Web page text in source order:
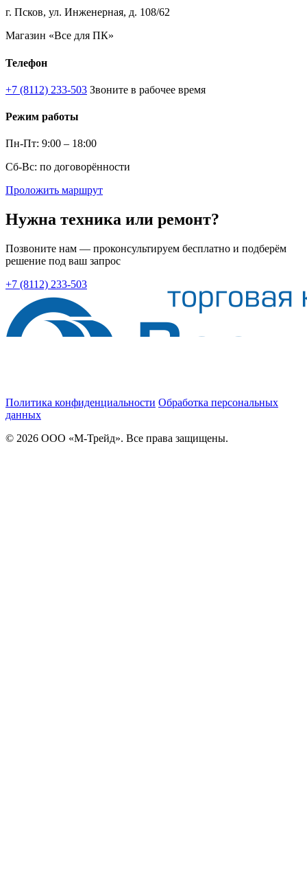
г. Псков, ул. Инженерная, д. 108/62
Магазин «Все для ПК»
Телефон
+7 (8112) 233-503 Звоните в рабочее время
Режим работы
Пн-Пт: 9:00 – 18:00
Сб-Вс: по договорённости
Проложить маршрут
Нужна техника или ремонт?
Позвоните нам — проконсультируем бесплатно и подберём
решение под ваш запрос
+7 (8112) 233-503
Политика конфиденциальности Обработка персональных
данных
© 2026 ООО «М-Трейд». Все права защищены.